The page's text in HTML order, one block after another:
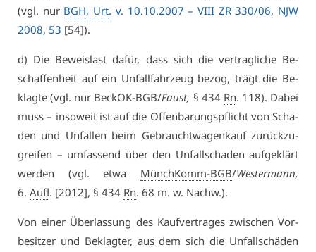
(vgl. nur BGH, Urt. v. 10.10.2007 – VI­II ZR 330/06, NJW
2008, 53 [54]).
d) Die Be­weis­last da­für, dass sich die ver­trag­li­che Be­
schaf­fen­heit auf ein Un­fall­fahr­zeug be­zog, trägt die Be­
klag­te (vgl. nur Be­ckOK-BGB/Faust, § 434 Rn. 118). Da­bei
muss – in­so­weit ist auf die Of­fen­ba­rungs­pflicht von Schä­
den und Un­fäl­len beim Ge­braucht­wa­gen­kauf zu­rück­zu­
grei­fen – um­fas­send über den Un­fall­scha­den auf­ge­klärt
wer­den (vgl. et­wa MünchKomm-BGB/Wes­ter­mann,
6. Aufl. [2012], § 434 Rn. 68 m. w. Nachw.).
Von ei­ner Über­las­sung des Kauf­ver­tra­ges zwi­schen Vor­
be­sit­zer und Be­klag­ter, aus dem sich die Un­fall­schä­den